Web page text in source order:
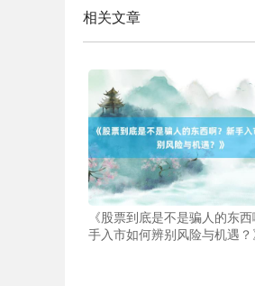
相关文章
《股票到底是不是骗人的东
手入市如何辨别风险与机遇？